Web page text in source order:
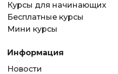
Курсы для начинающих
Бесплатные курсы
Мини курсы
Информация
Новости